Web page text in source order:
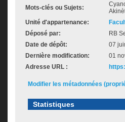
Mots-clés ou Sujets:
Unité d'appartenance:
Déposé par:
RB
Date de dépôt:
07
Dernière modification:
01
Adresse URL :
Modifier les métadonnées
Statistiques